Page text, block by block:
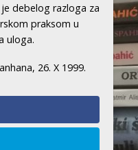
debelog razloga za
praksom u
uloga.
26. X 1999.